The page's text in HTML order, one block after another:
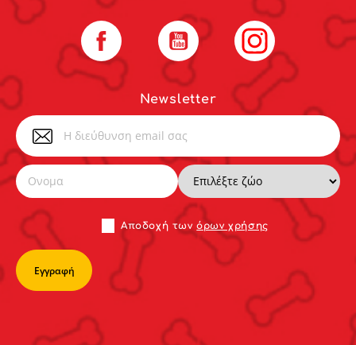
Newsletter
Αποδoχή τωνόρων χρήσης
Facebook YouTube Instagram